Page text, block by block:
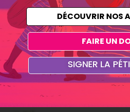
DÉCOUVRIR NOS
FAIRE UN
SIGNER LA